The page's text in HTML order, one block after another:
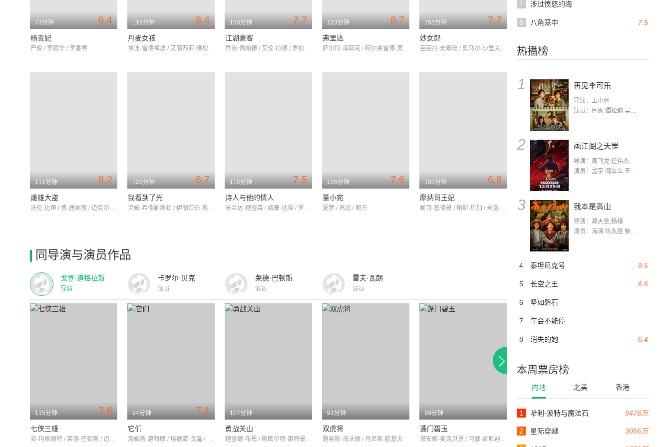
7 涉过愤怒的海
7.5
8 八角笼中
热播榜
1 再见李可乐
导演：王小列
演员：闫妮 谭松韵 吴京 蒋龙 赵小棠 冯雷 李虎城 平安 小七 小可乐
2 画江湖之天罡
导演：周飞龙;任伟杰
演员：孟宇 阎么么 王凯 郭政建 阎萌萌 杨默 高枫 齐斯伽 刘芊含 马程
3 我本是高山
导演：郑大圣;杨瑾
演员：海清 陈永胜 柴烨 王玥婷 万国鹏 美朵达瓦 赵瑞婷 罗解艳 郭莉娜 潘家艳
9.5
4 泰坦尼克号
6.6
5 长空之王
6 坚如磐石
7 年会不能停
6.4
8 消失的她
本周票房榜
内地 北美 香港
9478万
1 哈利·波特与魔法石
3056万
2 星际穿越
6.4
73分钟
杨贵妃
严俊 / 李丽华 / 李香君
8.4
119分钟
丹麦女孩
埃迪·雷德梅恩 / 艾丽西亚·维坎德 / 本·卫肖
7.7
150分钟
江湖豪客
乔治·佩帕德 / 艾伦·拉德 / 罗伯特·卡明斯
8.7
123分钟
弗里达
萨尔玛·海耶克 / 阿尔弗雷德·莫里纳 / 米娅·麦斯特罗
7.7
155分钟
妙女郎
芭芭拉·史翠珊 / 奥马尔·沙里夫 / 凯·梅德福
8.2
111分钟
雌雄大盗
沃伦·比蒂 / 费·唐纳薇 / 迈克尔·波拉德
6.7
123分钟
我看到了光
汤姆·希德勒斯顿 / 伊丽莎白·奥尔森 / 布莱德利·惠特福德
7.5
115分钟
诗人与他的情人
米兰达·理查森 / 威廉·达福 / 罗斯玛丽·哈里斯
7.6
126分钟
董小宛
夏梦 / 高远 / 鲍方
6.8
103分钟
摩纳哥王妃
妮可·基德曼 / 帕斯·贝加 / 米洛·文堤米利亚
同导演与演员作品
戈登·道格拉斯
导演
卡罗尔·贝克
演员
莱德·巴顿斯
演员
雷夫·瓦朗
演员
7.6
115分钟
七侠三雄
安-玛格丽特 / 莱德·巴顿斯 / 迈克·康纳斯
7.1
94分钟
它们
詹姆斯·惠特摩 / 埃德蒙·戈温 / 詹姆斯·阿尼斯
107分钟
勇战关山
理查德·布恩 / 斯图尔特·惠特曼 / 安东尼·弗兰西欧萨
91分钟
双虎将
路易斯·海沃德 / 丹尼斯·欧基夫
99分钟
蓬门碧玉
黛安娜·麦克贝恩 / 阿瑟·肯尼迪 / 内斯顿布什
62分钟
伟大的吉尔德斯利夫
83分钟
联邦调查局的大